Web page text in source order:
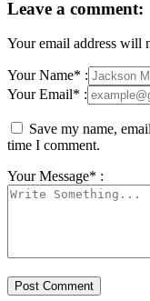
Leave a comment:
Your email address will
Your Name* :
Your Email* :
Save my name,
time I comment.
Your Message* :